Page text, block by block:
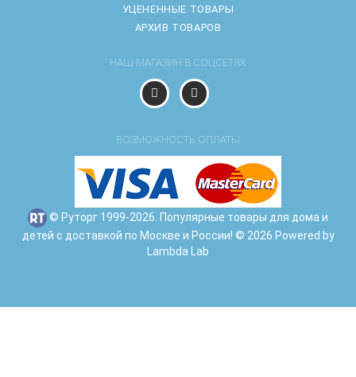
УЦЕНЕННЫЕ ТОВАРЫ
АРХИВ ТОВАРОВ
НАШ МАГАЗИН В СОЦСЕТЯХ
ВОЗМОЖНОСТЬ ОПЛАТЫ
© Руторг 1999-2026. Популярные товары для дома и
детей с доставкой по Москве и России! © 2026 Powered by
Lambda Lab